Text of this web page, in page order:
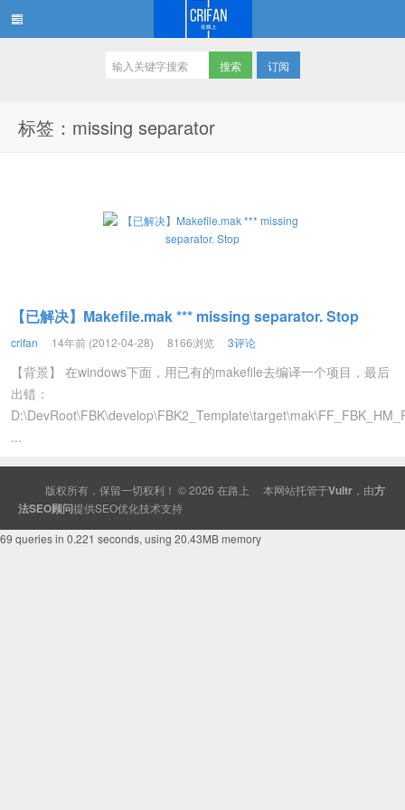
订阅
标签：missing separator
【已解决】Makefile.mak *** missing separator. Stop
crifan 14年前 (2012-04-28) 8166浏览 3评论
【背景】 在windows下面，用已有的makefile去编译一个项目，最后
出错：
...
版权所有，保留一切权利！ © 2026 在路上 本网站托管于Vultr ，由方
法SEO顾问提供SEO优化技术支持
69 queries in 0.221 seconds, using 20.43MB memory